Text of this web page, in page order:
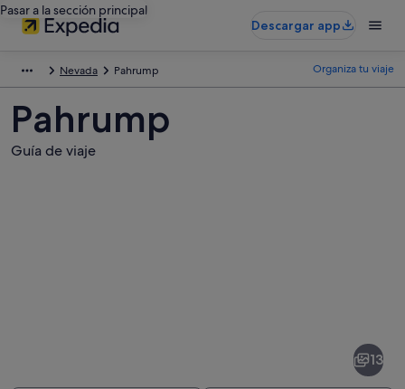
Pasar a la sección principal
Descargar app
Nevada Pahrump Organiza tu viaje
Pahrump
Guía de viaje
13